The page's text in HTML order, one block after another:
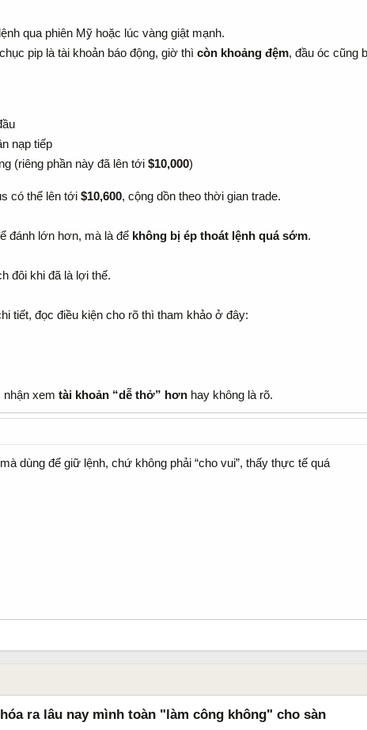
qua phiên Mỹ hoặc lúc vàng giật mạnh.
pip là tài khoản báo động, giờ thì còn khoảng đệm, đầu óc cũng
nạp tiếp
(riêng phần này đã lên tới $10,000)
có thể lên tới $10,600, cộng dồn theo thời gian trade.
đánh lớn hơn, mà là để không bị ép thoát lệnh quá sớm.
đôi khi đã là lợi thế.
tiết, đọc điều kiện cho rõ thì tham khảo ở đây:
xem tài khoản “dễ thở” hơn hay không là rõ.
dùng để giữ lệnh, chứ không phải “cho vui”, thấy thực tế quá
ra lâu nay mình toàn "làm công không" cho sàn